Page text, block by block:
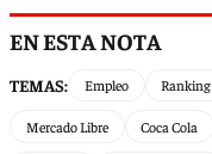
EN ESTA NOTA
TEMAS: Empleo Ranking
Mercado Libre Coca Cola